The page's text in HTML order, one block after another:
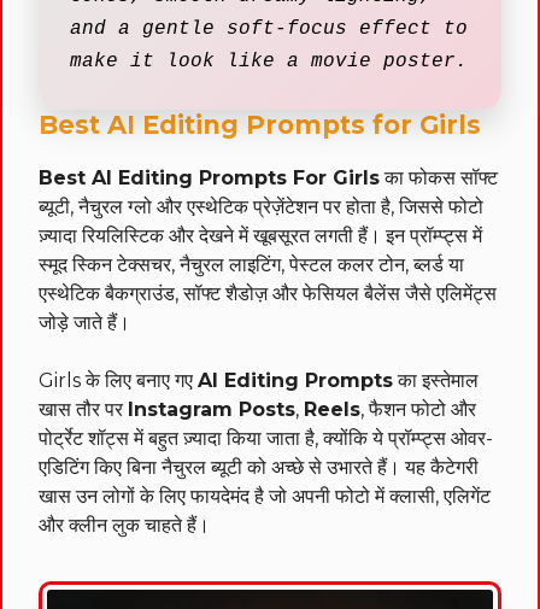
and a gentle soft-focus effect to
make it look like a movie poster.
Best AI Editing Prompts for Girls
Best AI Editing Prompts For Girlsका फोकस सॉफ्ट
ब्यूटी, नैचुरल ग्लो और एस्थेटिक प्रेज़ेंटेशन पर होता है, जिससे फोटो
ज़्यादा रियलिस्टिक और देखने में खूबसूरत लगती हैं। इन प्रॉम्प्ट्स में
स्मूद स्किन टेक्सचर, नैचुरल लाइटिंग, पेस्टल कलर टोन, ब्लर्ड या
एस्थेटिक बैकग्राउंड, सॉफ्ट शैडोज़ और फेसियल बैलेंस जैसे एलिमेंट्स
जोड़े जाते हैं।
Girls के लिए बनाए गए AI Editing Promptsका इस्तेमाल
खास तौर पर Instagram Posts, Reels, फैशन फोटो और
पोर्ट्रेट शॉट्स में बहुत ज़्यादा किया जाता है, क्योंकि ये प्रॉम्प्ट्स ओवर-
एडिटिंग किए बिना नैचुरल ब्यूटी को अच्छे से उभारते हैं। यह कैटेगरी
खास उन लोगों के लिए फायदेमंद है जो अपनी फोटो में क्लासी, एलिगेंट
और क्लीन लुक चाहते हैं।